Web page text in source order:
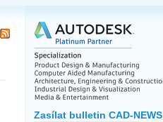
Zasílat bulletin CAD-NEWS